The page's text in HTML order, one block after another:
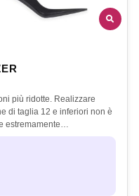
più ridotte. Realizzare
di taglia 12 e inferiori non è
estremamente…